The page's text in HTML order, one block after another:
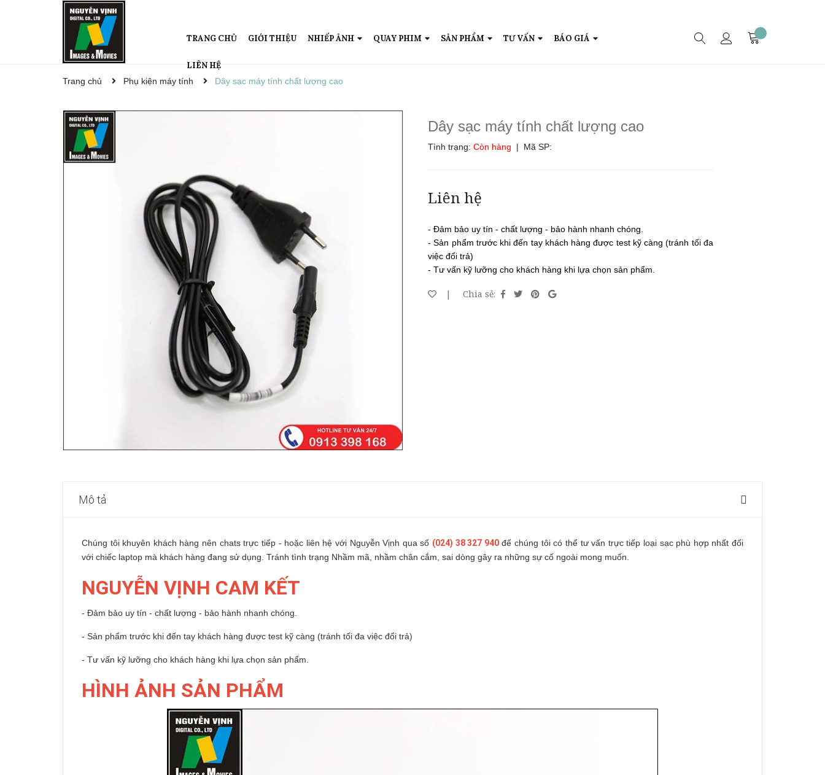
TRANG CHỦ GIỚI THIỆU NHIẾP ẢNH QUAY PHIM SẢN PHẨM TƯ VẤN BÁO GIÁ
LIÊN HỆ
Trang chủ Phụ kiện máy tính Dây sạc máy tính chất lượng cao
Dây sạc máy tính chất lượng cao
Tình trạng: Còn hàng | Mã SP:
Liên hệ
- Đảm bảo uy tín - chất lượng - bảo hành nhanh chóng.
- Sản phẩm trước khi đến tay khách hàng được test kỹ càng (tránh tối đa
việc đổi trả)
- Tư vấn kỹ lưỡng cho khách hàng khi lựa chọn sản phẩm.
| Chia sẻ:
Mô tả
Chúng tôi khuyên khách hàng nên chats trực tiếp - hoặc liên hệ với Nguyễn Vịnh qua số (024) 38 327 940để chúng tôi có thể tư vấn trực tiếp loại sạc phù hợp nhất đối
với chiếc laptop mà khách hàng đang sử dụng. Tránh tình trạng Nhầm mã, nhầm chân cắm, sai dòng gây ra những sự cố ngoài mong muốn.
NGUYỄN VỊNH CAM KẾT
- Đảm bảo uy tín - chất lượng - bảo hành nhanh chóng.
- Sản phẩm trước khi đến tay khách hàng được test kỹ càng (tránh tối đa việc đổi trả)
- Tư vấn kỹ lưỡng cho khách hàng khi lựa chọn sản phẩm.
HÌNH ẢNH SẢN PHẨM